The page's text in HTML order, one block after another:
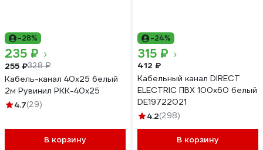
-28%
235 ₽
255 ₽328 ₽
Кабель-канал 40х25 белый
2м Рувинил РКК-40х25
4.7(29)
В корзину
-24%
315 ₽
412 ₽
Кабельный канал DIRECT
ELECTRIC ПВХ 100x60 белый
DE19722021
4.2(298)
В корзину